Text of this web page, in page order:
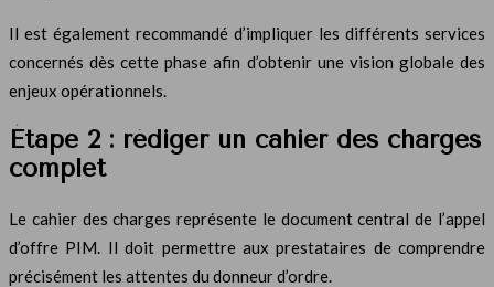
Il est également recommandé d’impliquer les différents services
concernés dès cette phase afin d’obtenir une vision globale des
enjeux opérationnels.
Étape 2 : rédiger un cahier des charges
complet
Le cahier des charges représente le document central de l’appel
d’offre PIM. Il doit permettre aux prestataires de comprendre
précisément les attentes du donneur d’ordre.